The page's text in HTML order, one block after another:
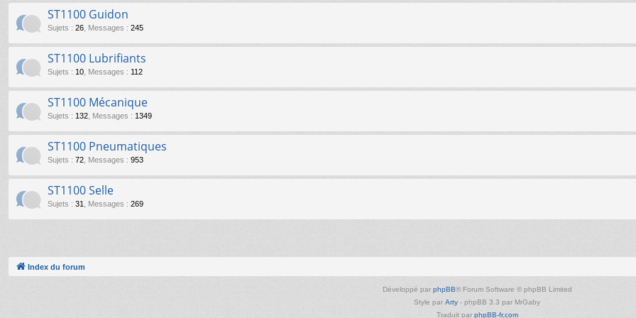
ST1100 Guidon
Sujets : 26 Messages : 245
ST1100 Lubrifiants
Sujets : 10 Messages : 112
ST1100 Mécanique
Sujets : 132 Messages : 1349
ST1100 Pneumatiques
Sujets : 72 Messages : 953
ST1100 Selle
Sujets : 31 Messages : 269
Index du forum
Développé par phpBB® Forum Software © phpBB Limited
Style par Arty - phpBB 3.3 par MrGaby
Traduit par phpBB-fr.com